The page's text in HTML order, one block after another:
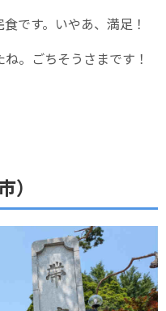
です。いやあ、満足！
。ごちそうさまです！